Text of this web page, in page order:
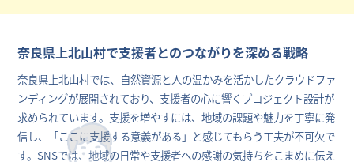
奈良県上北山村で支援者とのつながりを深める戦略
奈良県上北山村では、自然資源と人の温かみを活かしたクラウドファ
ンディングが展開されており、支援者の心に響くプロジェクト設計が
求められています。支援を増やすには、地域の課題や魅力を丁寧に発
信し、「ここに支援する意義がある」と感じてもらう工夫が不可欠で
す。SNSでは、地域の日常や支援者への感謝の気持ちをこまめに伝え